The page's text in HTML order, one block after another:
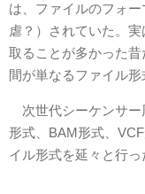
は、ファイルのフォ
虐？）されていた。
取ることが多かった
間が単なるファイル形
次世代シーケンサー
形式、BAM形式、
イル形式を延々と行っ